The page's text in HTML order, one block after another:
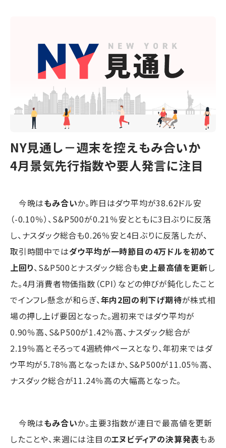
NY見通し－週末を控えもみ合いか
4月景気先行指数や要人発言に注目
今晩はもみ合いか。昨日はダウ平均が38.62ドル安
（-0.10％）、S&P500が0.21％安とともに3日ぶりに反落
し、ナスダック総合も0.26％安と4日ぶりに反落したが、
取引時間中ではダウ平均が一時節目の4万ドルを初めて
上回り、S&P500とナスダック総合も史上最高値を更新し
た。4月消費者物価指数（CPI）などの伸びが鈍化したこと
でインフレ懸念が和らぎ、年内2回の利下げ期待が株式相
場の押し上げ要因となった。週初来ではダウ平均が
0.90％高、S&P500が1.42％高、ナスダック総合が
2.19％高とそろって4週続伸ペースとなり、年初来ではダ
ウ平均が5.78％高となったほか、S&P500が11.05％高、
ナスダック総合が11.24％高の大幅高となった。
今晩はもみ合いか。主要3指数が連日で最高値を更新
したことや、来週には注目のエヌビディアの決算発表もあ